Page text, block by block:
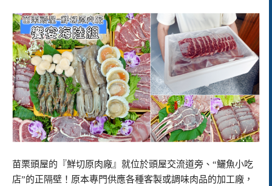
苗栗頭屋的『鮮切原肉廠』就位於頭屋交流道旁、“鱺魚小吃
店”的正隔壁！原本專門供應各種客製或調味肉品的加工廠，